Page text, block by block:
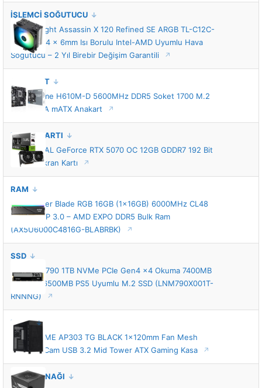
İŞLEMCİ SOĞUTUCU
Thermalright Assassin X 120 Refined SE ARGB TL-C12C-
S 120mm 4 x 6mm Isı Borulu Intel-AMD Uyumlu Hava
Soğutucu – 2 Yıl Birebir Değişim Garantili
ANAKART
ASUS Prime H610M-D 5600MHz DDR5 Soket 1700 M.2
HDMI VGA mATX Anakart
EKRAN KARTI
ASUS DUAL GeForce RTX 5070 OC 12GB GDDR7 192 Bit
DLSS 4 Ekran Kartı
RAM
XPG Lancer Blade RGB 16GB (1x16GB) 6000MHz CL48
INTEL XMP 3.0 – AMD EXPO DDR5 Bulk Ram
(AX5U6000C4816G-BLABRBK)
SSD
Lexar NM790 1TB NVMe PCIe Gen4 x4 Okuma 7400MB
– Yazma 6500MB PS5 Uyumlu M.2 SSD (LNM790X001T-
RNNNG)
KASA
ASUS PRIME AP303 TG BLACK 1x120mm Fan Mesh
Temperli Cam USB 3.2 Mid Tower ATX Gaming Kasa
GÜÇ KAYNAĞI